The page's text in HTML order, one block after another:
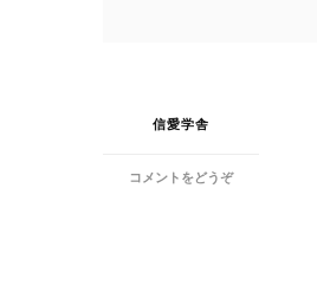
信愛学舎
コメントをどうぞ(【公